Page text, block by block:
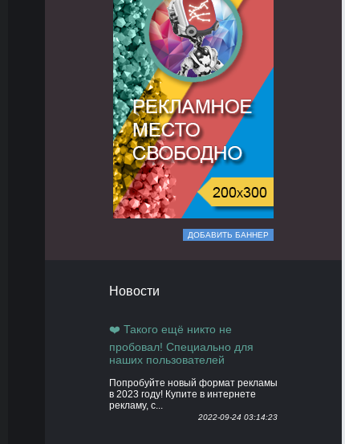
ДОБАВИТЬ БАННЕР
Новости
❤️ Такого ещё никто не
пробовал! Специально для
наших пользователей
Попробуйте новый формат рекламы
в 2023 году! Купите в интернете
рекламу, с...
2022-09-24 03:14:23